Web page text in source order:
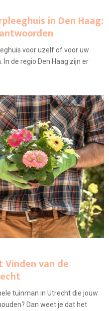
in Den Haag:
voor uzelf of voor uw
de regio Den Haag zijn er
Vinden van de
tuinman in Utrecht die jouw
Dan weet je dat het